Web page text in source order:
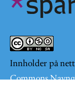
Innholder på
Commons